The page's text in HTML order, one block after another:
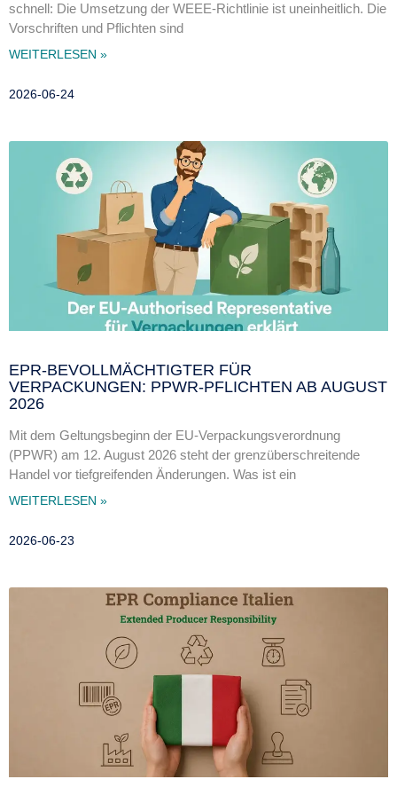
schnell: Die Umsetzung der WEEE-Richtlinie ist uneinheitlich. Die
Vorschriften und Pflichten sind
WEITERLESEN »
2026-06-24
EPR-BEVOLLMÄCHTIGTER FÜR
VERPACKUNGEN: PPWR-PFLICHTEN AB AUGUST
2026
Mit dem Geltungsbeginn der EU-Verpackungsverordnung
(PPWR) am 12. August 2026 steht der grenzüberschreitende
Handel vor tiefgreifenden Änderungen. Was ist ein
WEITERLESEN »
2026-06-23